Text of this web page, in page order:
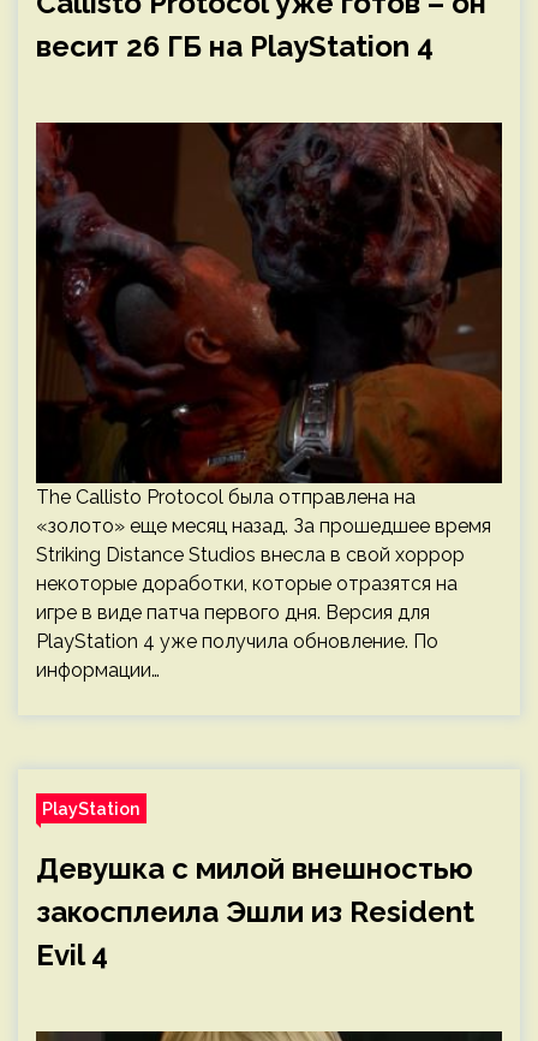
весит 26 ГБ на PlayStation 4
The Callisto Protocol была отправлена на
«золото» еще месяц назад. За прошедшее время
Striking Distance Studios внесла в свой хоррор
некоторые доработки, которые отразятся на
игре в виде патча первого дня. Версия для
PlayStation 4 уже получила обновление. По
информации…
PlayStation
Девушка с милой внешностью
закосплеила Эшли из Resident
Evil 4